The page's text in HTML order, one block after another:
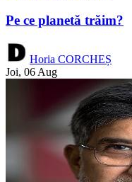
Pe ce planetă trăim?
Horia CORCHEȘ
Joi, 06 Aug